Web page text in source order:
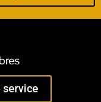
service